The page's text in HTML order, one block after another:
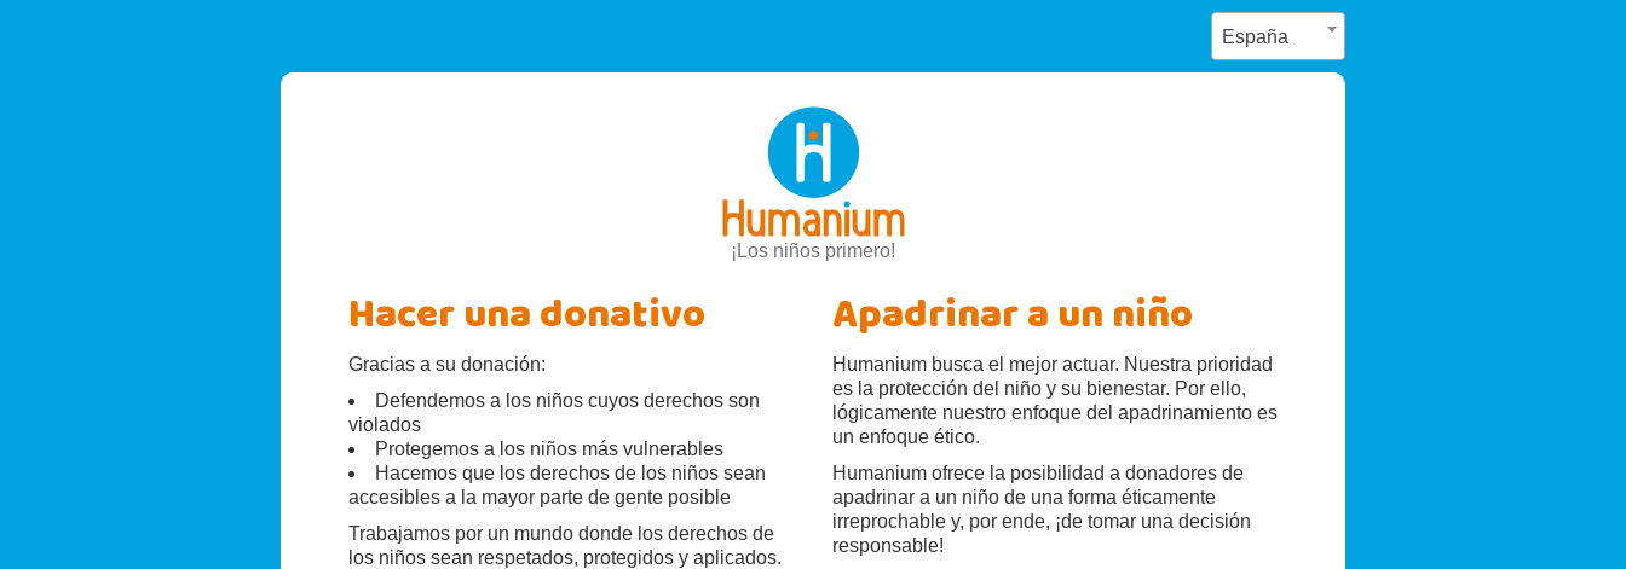
España
¡Los niños primero!
Hacer una donativo
Gracias a su donación:
Defendemos a los niños cuyos derechos son
violados
Protegemos a los niños más vulnerables
Hacemos que los derechos de los niños sean
accesibles a la mayor parte de gente posible
Trabajamos por un mundo donde los derechos de
los niños sean respetados, protegidos y aplicados.
Apadrinar a un niño
Humanium busca el mejor actuar. Nuestra prioridad
es la protección del niño y su bienestar. Por ello,
lógicamente nuestro enfoque del apadrinamiento es
un enfoque ético.
Humanium ofrece la posibilidad a donadores de
apadrinar a un niño de una forma éticamente
irreprochable y, por ende, ¡de tomar una decisión
responsable!